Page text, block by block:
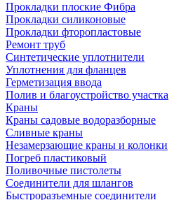
Прокладки плоские Фибра
Прокладки силиконовые
Прокладки фторопластовые
Ремонт труб
Синтетические уплотнители
Уплотнения для фланцев
Герметизация ввода
Полив и благоустройство участка
Краны
Краны садовые водоразборные
Сливные краны
Незамерзающие краны и колонки
Погреб пластиковый
Поливочные пистолеты
Соединители для шлангов
Быстроразъемные соединители